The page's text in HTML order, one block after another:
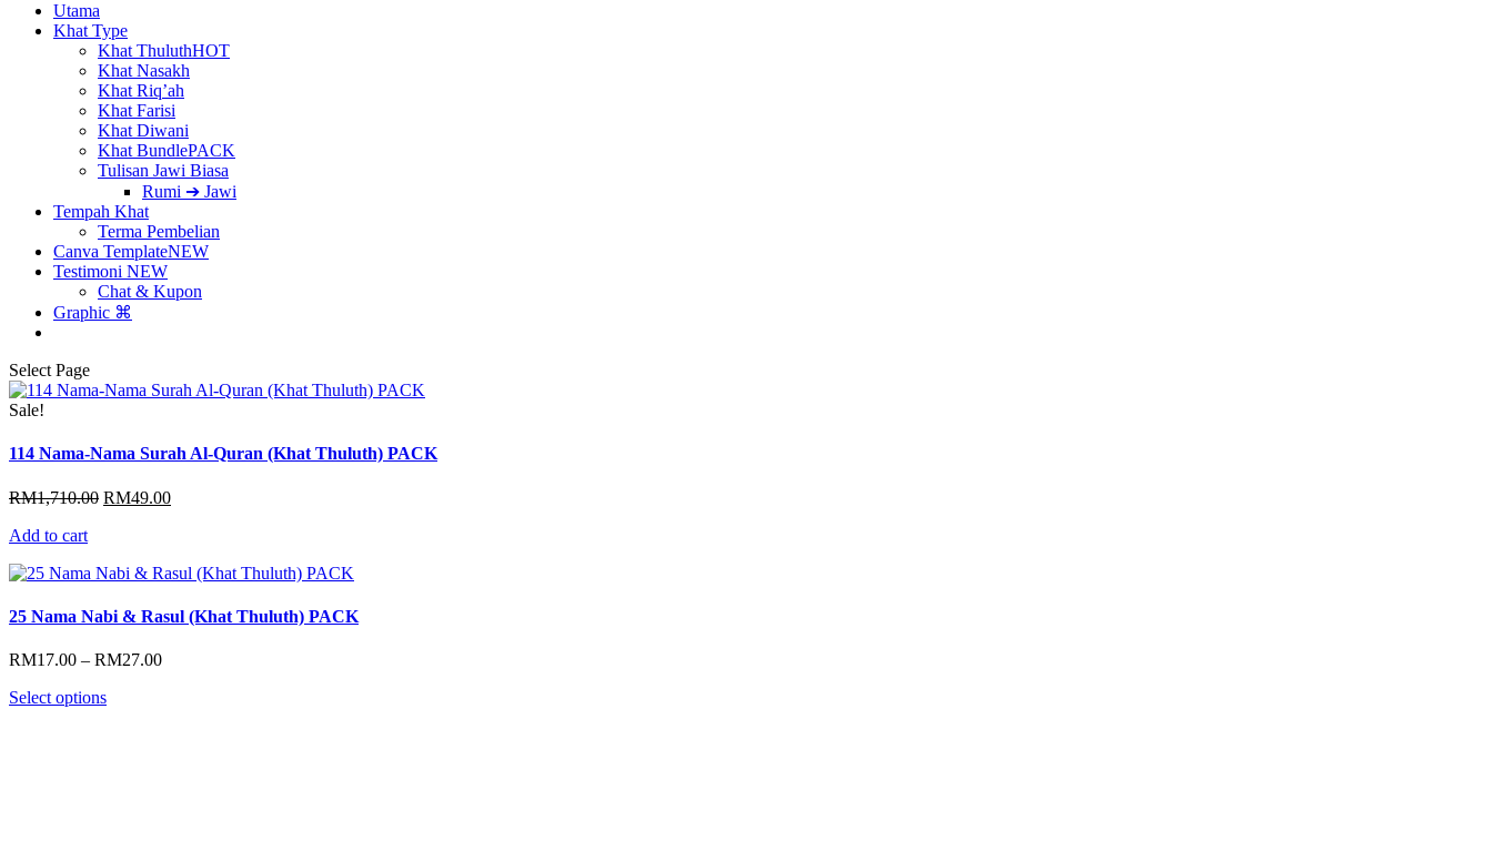
Utama
Khat Type
Khat ThuluthHOT
Khat Nasakh
Khat Riq’ah
Khat Farisi
Khat Diwani
Khat BundlePACK
Tulisan Jawi Biasa
Rumi ➔ Jawi
Tempah Khat
Terma Pembelian
Canva TemplateNEW
Testimoni NEW
Chat & Kupon
Graphic ⌘
Select Page
Sale!
114 Nama-Nama Surah Al-Quran (Khat Thuluth) PACK
RM1,710.00 Original
RM49.00Current
Add to cart
25 Nama Nabi & Rasul (Khat Thuluth) PACK
RM17.00 – RM27.00Price
Select options